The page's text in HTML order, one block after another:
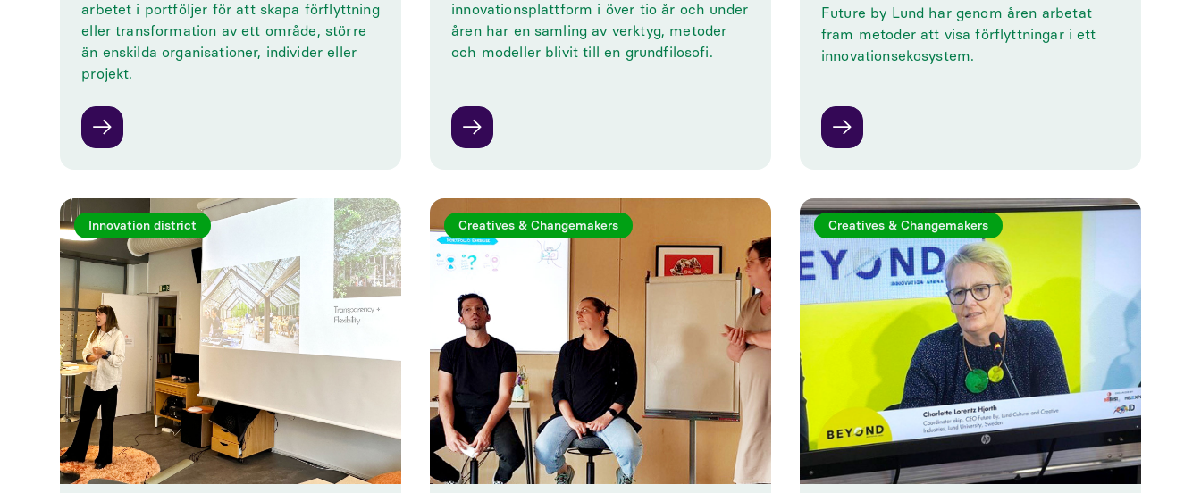
arbetet i portföljer för att skapa förflyttning
eller transformation av ett område, större
än enskilda organisationer, individer eller
projekt.
innovationsplattform i över tio år och under
åren har en samling av verktyg, metoder
och modeller blivit till en grundfilosofi.
Future by Lund har genom åren arbetat
fram metoder att visa förflyttningar i ett
innovationsekosystem.
Innovation district Creatives & Changemakers Creatives & Changemakers